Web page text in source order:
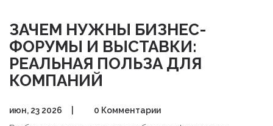
ЗАЧЕМ НУЖНЫ БИЗНЕС-
ФОРУМЫ И ВЫСТАВКИ:
РЕАЛЬНАЯ ПОЛЬЗА ДЛЯ
КОМПАНИЙ
июн, 23 2026 0 Комментарии